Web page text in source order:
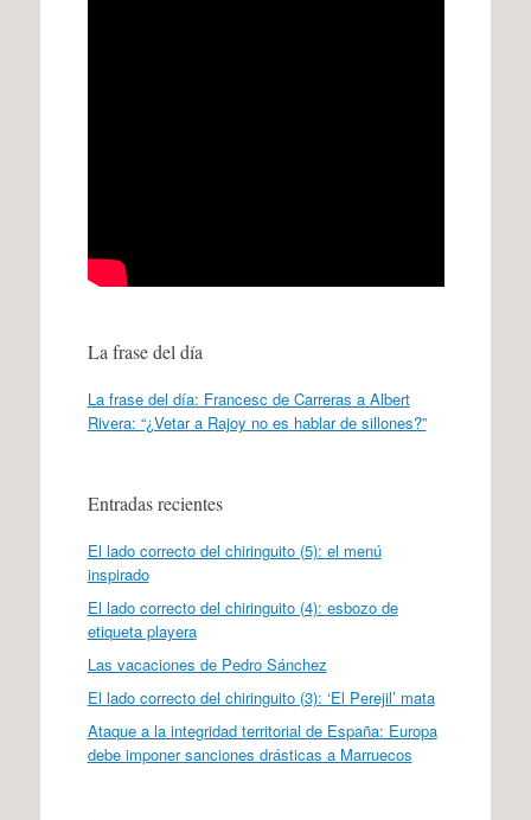
La frase del día
La frase del día: Francesc de Carreras a Albert
Rivera: “¿Vetar a Rajoy no es hablar de sillones?”
Entradas recientes
El lado correcto del chiringuito (5): el menú
inspirado
El lado correcto del chiringuito (4): esbozo de
etiqueta playera
Las vacaciones de Pedro Sánchez
El lado correcto del chiringuito (3): ‘El Perejil’ mata
Ataque a la integridad territorial de España: Europa
debe imponer sanciones drásticas a Marruecos